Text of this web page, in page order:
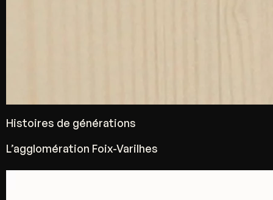
Histoires de générations
L’agglomération Foix-Varilhes